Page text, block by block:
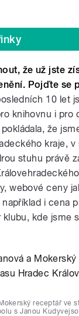
že už jste
Pojďte se
10 let
knihovnu i pro
že
kraje,
stuhu právě
webové ceny
i cena
klubu, kde jsme
receptář ve
s Janou